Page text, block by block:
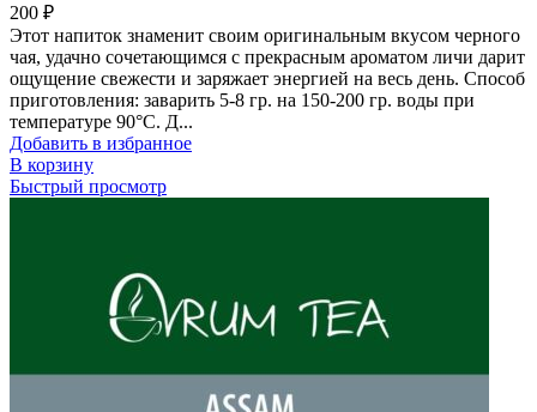
200 ₽
Этот напиток знаменит своим оригинальным вкусом черного
чая, удачно сочетающимся с прекрасным ароматом личи дарит
ощущение свежести и заряжает энергией на весь день. Способ
приготовления: заварить 5-8 гр. на 150-200 гр. воды при
температуре 90°С. Д...
Добавить в избранное
В корзину
Быстрый просмотр